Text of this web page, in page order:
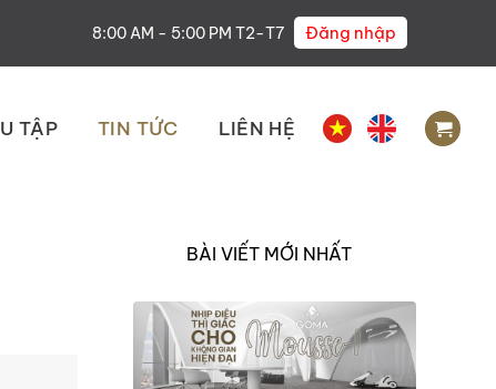
8:00 AM - 5:00 PM T2-T7 Đăng nhập
TẬP TIN TỨC LIÊN HỆ
BÀI VIẾT MỚI NHẤT